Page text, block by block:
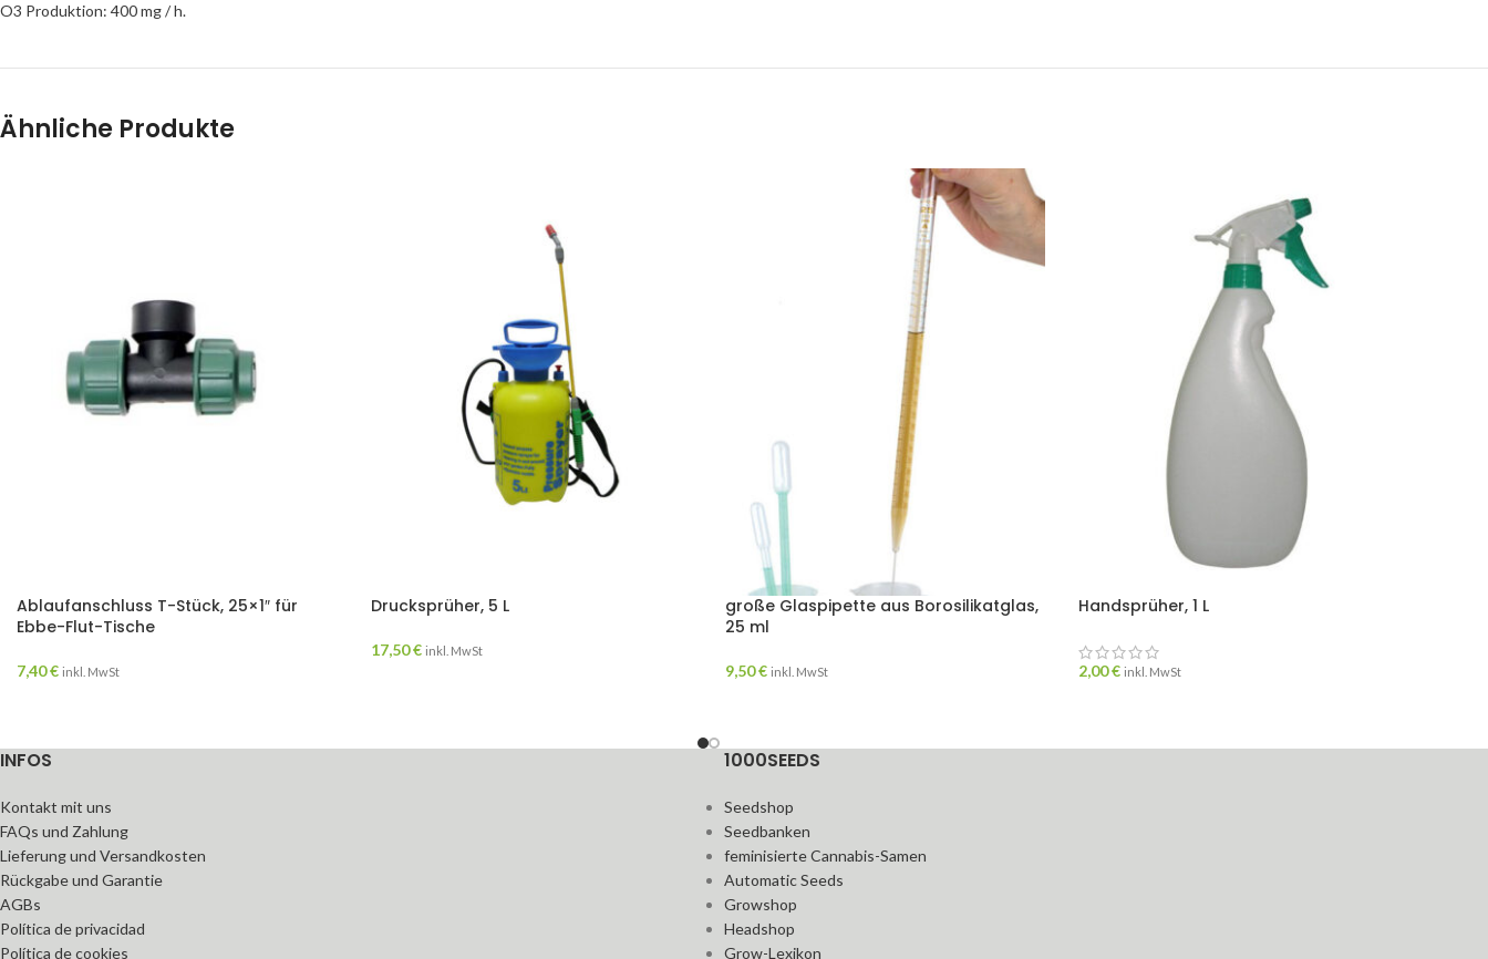
O3 Produktion: 400 mg / h.
Ähnliche Produkte
Ablaufanschluss T-Stück, 25×1″ für
Ebbe-Flut-Tische
7,40€ inkl. MwSt
Drucksprüher, 5 L
17,50€ inkl. MwSt
große Glaspipette aus Borosilikatglas,
25 ml
9,50€ inkl. MwSt
Handsprüher, 1 L
2,00€ inkl. MwSt
INFOS
Kontakt mit uns
FAQs und Zahlung
Lieferung und Versandkosten
Rückgabe und Garantie
AGBs
Política de privacidad
Política de cookies
1000SEEDS
Seedshop
Seedbanken
feminisierte Cannabis-Samen
Automatic Seeds
Growshop
Headshop
Grow-Lexikon